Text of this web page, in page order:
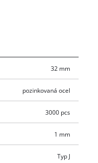
32 mm
pozinkovaná ocel
3000 pcs
1 mm
Typ J